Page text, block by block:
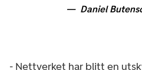
Daniel
- Nettverket har blitt en